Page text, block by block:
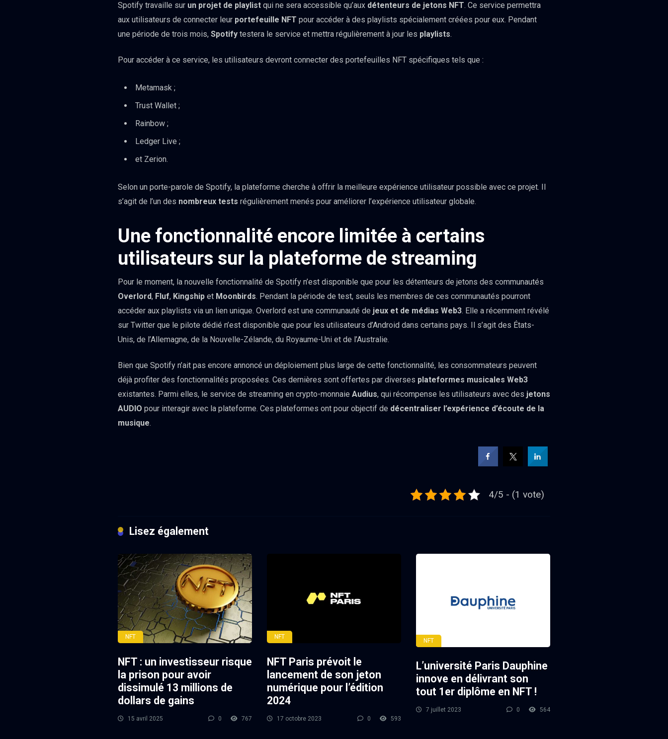
Spotify travaille sur un projet de playlist qui ne sera accessible qu’aux détenteurs de jetons NFT. Ce service permettra
aux utilisateurs de connecter leur portefeuille NFT pour accéder à des playlists spécialement créées pour eux. Pendant
une période de trois mois, Spotify testera le service et mettra régulièrement à jour les playlists.
Pour accéder à ce service, les utilisateurs devront connecter des portefeuilles NFT spécifiques tels que :
Metamask ;
Trust Wallet ;
Rainbow ;
Ledger Live ;
et Zerion.
Selon un porte-parole de Spotify, la plateforme cherche à offrir la meilleure expérience utilisateur possible avec ce projet. Il
s’agit de l’un des nombreux tests régulièrement menés pour améliorer l’expérience utilisateur globale.
Une fonctionnalité encore limitée à certains
utilisateurs sur la plateforme de streaming
Pour le moment, la nouvelle fonctionnalité de Spotify n’est disponible que pour les détenteurs de jetons des communautés
Overlord, Fluf, Kingship et Moonbirds. Pendant la période de test, seuls les membres de ces communautés pourront
accéder aux playlists via un lien unique. Overlord est une communauté de jeux et de médias Web3. Elle a récemment révélé
sur Twitter que le pilote dédié n’est disponible que pour les utilisateurs d’Android dans certains pays. Il s’agit des États-
Unis, de l’Allemagne, de la Nouvelle-Zélande, du Royaume-Uni et de l’Australie.
Bien que Spotify n’ait pas encore annoncé un déploiement plus large de cette fonctionnalité, les consommateurs peuvent
déjà profiter des fonctionnalités proposées. Ces dernières sont offertes par diverses plateformes musicales Web3
existantes. Parmi elles, le service de streaming en crypto-monnaie Audius, qui récompense les utilisateurs avec des jetons
AUDIO pour interagir avec la plateforme. Ces plateformes ont pour objectif de décentraliser l’expérience d’écoute de la
musique.
4/5 - (1 vote)
Lisez également
NFT
NFT : un investisseur risque
la prison pour avoir
dissimulé 13 millions de
dollars de gains
15 avril 2025 0 767
NFT
NFT Paris prévoit le
lancement de son jeton
numérique pour l’édition
2024
17 octobre 2023 0 593
NFT
L’université Paris Dauphine
innove en délivrant son
tout 1er diplôme en NFT !
7 juillet 2023 0 564